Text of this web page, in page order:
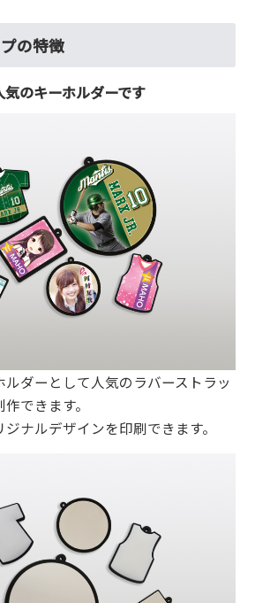
の特徴
のキーホルダーです
ダーとして人気のラバーストラッ
できます。
ナルデザインを印刷できます。